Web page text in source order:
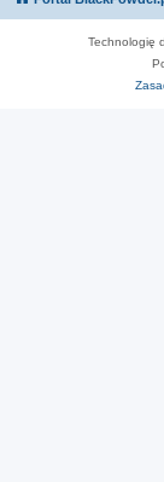
Technologię